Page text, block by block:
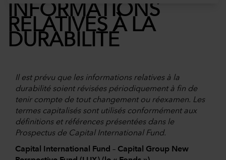
INFORMATIONS
RELATIVES À LA
DURABILITÉ
Il est prévu que les informations relatives à la
durabilité soient révisées périodiquement à fin de
tenir compte de tout changement ou réexamen. Les
termes capitalisés sont utilisés conformément aux
définitions et références présentées dans le
Prospectus de Capital International Fund.
Capital International Fund – Capital Group New